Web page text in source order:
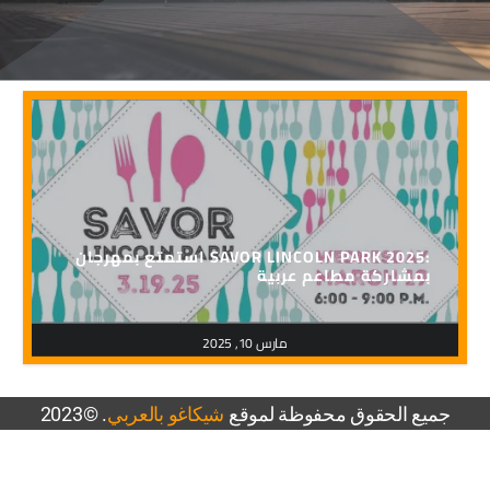
مارس 10, 2025
استمتع بمهرجان SAVOR LINCOLN PARK 2025:
بمشاركة مطاعم عربية
جميع الحقوق محفوظة لموقع شيكاغو بالعربي. ©2023